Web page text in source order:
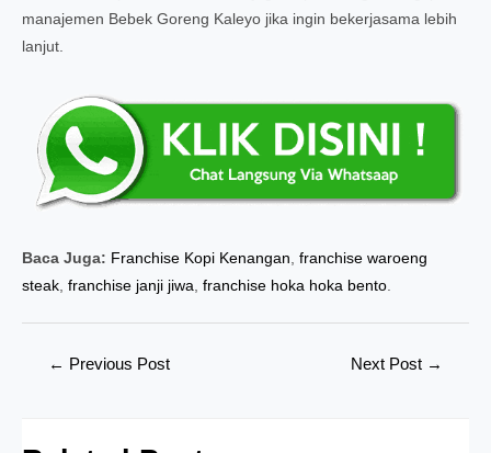
manajemen Bebek Goreng Kaleyo jika ingin bekerjasama lebih
lanjut.
Baca Juga: Franchise Kopi Kenangan, franchise waroeng
steak, franchise janji jiwa, franchise hoka hoka bento.
← Previous Post Next Post →